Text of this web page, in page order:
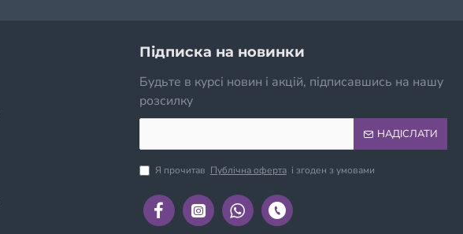
Підписка на новинки
Будьте в курсі новин і акцій, підписавшись на нашу
розсилку
НАДІСЛАТИ
Я прочитав Публічна оферта і згоден з умовами